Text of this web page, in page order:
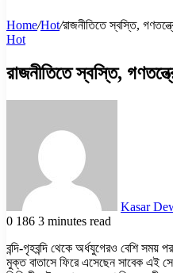
Home/Hot/রাজনীতিতে স্বস্তি,
Hot
রাজনীতিতে স্বস্তি,
Kasar
0 186 3 minutes read
বন্দি-গৃহবন্দি থেকে অর্ধযুগেরও বেশি সময়
মুক্ত বাতাসে ফিরে এসেছেন সাবেক এই